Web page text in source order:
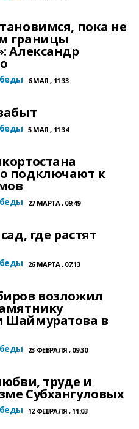
пока не
границы
Александр
6 МАЯ , 11:33
5 МАЯ , 11:34
подключают к
27 МАРТА , 09:49
где растят
26 МАРТА , 07:13
возложил
Шаймуратова в
23 ФЕВРАЛЯ , 09:30
труде и
Субхангуловых
12 ФЕВРАЛЯ , 11:03